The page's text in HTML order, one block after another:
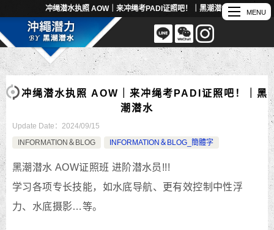
冲绳潜水执照 AOW｜来冲绳考PADI证照吧！｜黑潮潜水
冲绳潜水执照 AOW｜来冲绳考PADI证照吧！｜黑
潮潜水
Update Date： 2024/09/15
INFORMATION＆BLOG
INFORMATION＆BLOG_簡體字
黑潮潜水 AOW证照班 进阶潜水员!!!
学习各项专长技能，如水底导航、更有效控制中性浮
力、水底摄影…等。